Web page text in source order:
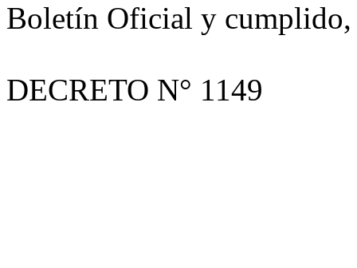
Boletín Oficial y
DECRETO N° 1149